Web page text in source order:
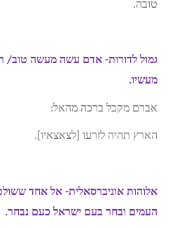
טובה.
גמול לדורות- אדם עשה מעשה טוב/
מעשיו.
אברם מקבל ברכה מהאל:
הארץ תהיה לזרעו [לצאצאיו].
אלוהות אוניברסאלית- אל אחד
העמים ובחר בעם ישראל כעם נבחר.